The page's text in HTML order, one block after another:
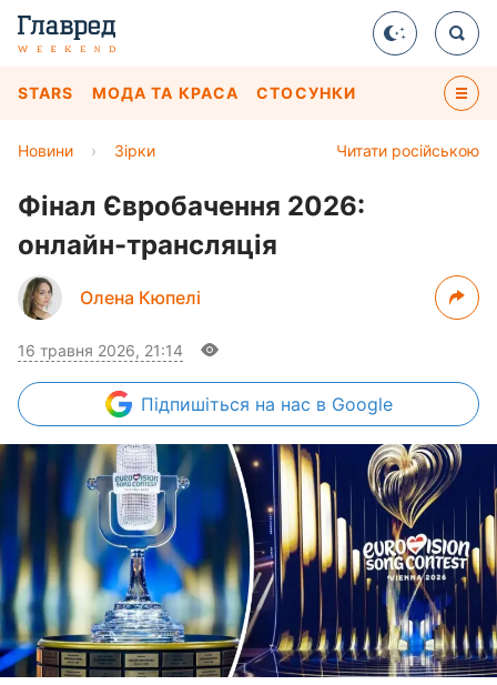
STARS МОДА ТА КРАСА СТОСУНКИ
Читати російською
Новини › Зірки
Фінал Євробачення 2026:
онлайн-трансляція
Олена Кюпелі
16 травня 2026, 21:14
Підпишіться на нас в Google